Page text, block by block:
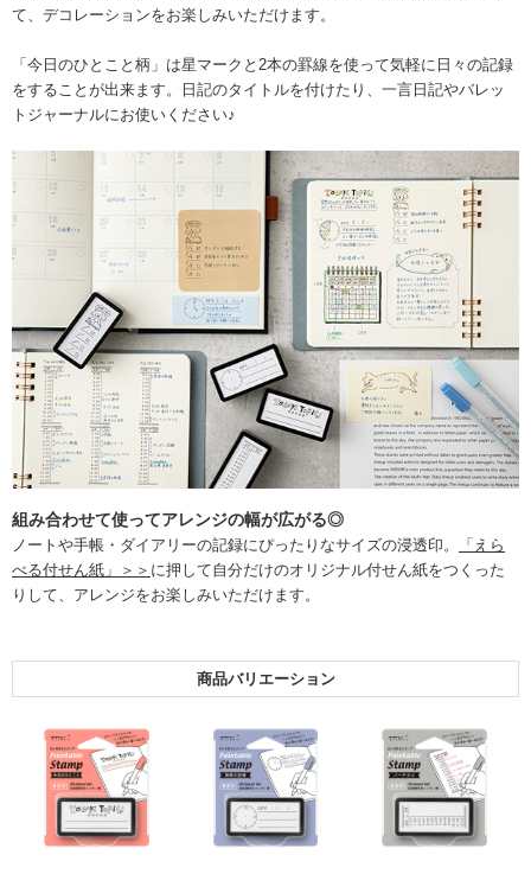
て、デコレーションをお楽しみいただけます。
「今日のひとこと柄」は星マークと2本の罫線を使って気軽に日々の記録
をすることが出来ます。日記のタイトルを付けたり、一言日記やバレッ
トジャーナルにお使いください♪
組み合わせて使ってアレンジの幅が広がる◎
ノートや手帳・ダイアリーの記録にぴったりなサイズの浸透印。
「えら
べる付せん紙」＞＞ に押して自分だけのオリジナル付せん紙をつくった
りして、アレンジをお楽しみいただけます。
商品バリエーション